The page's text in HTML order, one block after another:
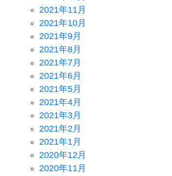
2021年11月
2021年10月
2021年9月
2021年8月
2021年7月
2021年6月
2021年5月
2021年4月
2021年3月
2021年2月
2021年1月
2020年12月
2020年11月